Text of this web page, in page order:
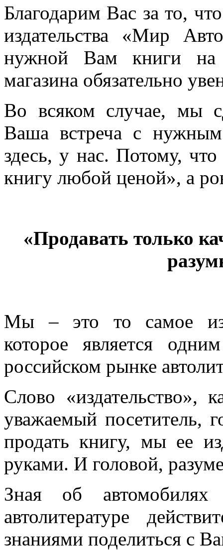
Благодарим Вас за то,
издательства «Мир
нужной Вам книги на
магазина обязательно
Во всяком случае, мы
Ваша встреча с нужным
здесь, у нас. Потому,
книгу любой ценой», а
«Продавать только
Мы – это то самое
которое является
российском рынке
Слово «издательство»,
уважаемый посетитель,
продать книгу, мы ее
руками. И головой,
Зная об
автолитературе
знаниями поделиться с